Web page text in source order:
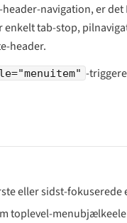
navigation, er det
tab-stop,
header.
-
eller sidst-fokuserede
toplevel-